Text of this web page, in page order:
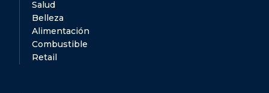
Salud
Belleza
Alimentación
Combustible
Retail